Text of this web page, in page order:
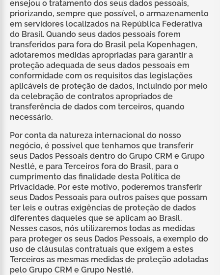
ensejou o tratamento dos seus dados pessoais,
priorizando, sempre que possível, o armazenamento
em servidores localizados na República Federativa
do Brasil. Quando seus dados pessoais forem
transferidos para fora do Brasil pela Kopenhagen,
adotaremos medidas apropriadas para garantir a
proteção adequada de seus dados pessoais em
conformidade com os requisitos das legislações
aplicáveis de proteção de dados, incluindo por meio
da celebração de contratos apropriados de
transferência de dados com terceiros, quando
necessário.
Por conta da natureza internacional do nosso
negócio, é possível que tenhamos que transferir
seus Dados Pessoais dentro do Grupo CRM e Grupo
Nestlé, e para Terceiros fora do Brasil, para o
cumprimento das finalidade desta Política de
Privacidade. Por este motivo, poderemos transferir
seus Dados Pessoais para outros países que possam
ter leis e outras exigências de proteção de dados
diferentes daqueles que se aplicam ao Brasil.
Nesses casos, nós utilizaremos todas as medidas
para proteger os seus Dados Pessoais, a exemplo do
uso de cláusulas contratuais que exigem a estes
Terceiros as mesmas medidas de proteção adotadas
pelo Grupo CRM e Grupo Nestlé.